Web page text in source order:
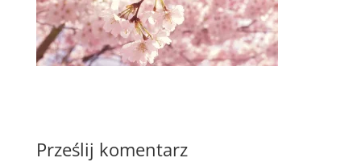
Prześlij komentarz